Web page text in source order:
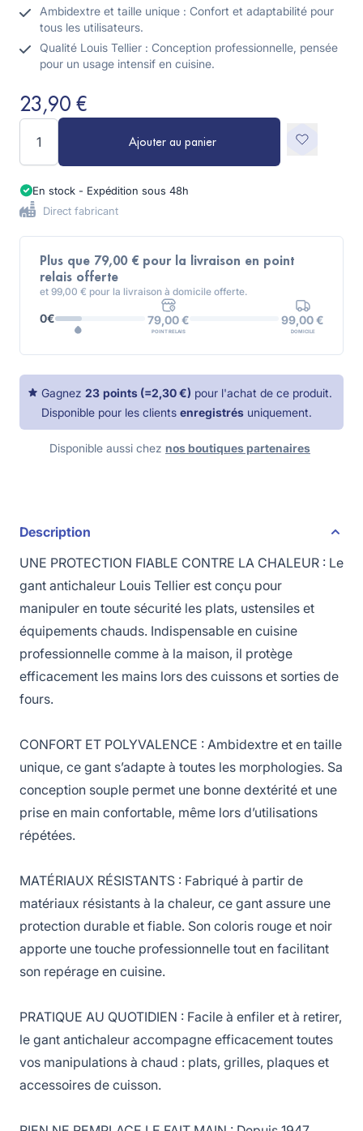
Ambidextre et taille unique : Confort et adaptabilité pour
tous les utilisateurs.
Qualité Louis Tellier : Conception professionnelle, pensée
pour un usage intensif en cuisine.
23,90 €
Ajouter au panier
En stock - Expédition sous 48h
Direct fabricant
Plus que 79,00 € pour la livraison en point
relais offerte
et 99,00 € pour la livraison à domicile offerte.
0€ 79,00 €
POINT RELAIS
99,00 €
DOMICILE
Gagnez 23 points (=2,30 €) pour l'achat de ce produit.
Disponible pour les clients enregistrés uniquement.
Disponible aussi chez nos boutiques partenaires
Description
UNE PROTECTION FIABLE CONTRE LA CHALEUR : Le
gant antichaleur Louis Tellier est conçu pour
manipuler en toute sécurité les plats, ustensiles et
équipements chauds. Indispensable en cuisine
professionnelle comme à la maison, il protège
efficacement les mains lors des cuissons et sorties de
fours.
CONFORT ET POLYVALENCE : Ambidextre et en taille
unique, ce gant s’adapte à toutes les morphologies. Sa
conception souple permet une bonne dextérité et une
prise en main confortable, même lors d’utilisations
répétées.
MATÉRIAUX RÉSISTANTS : Fabriqué à partir de
matériaux résistants à la chaleur, ce gant assure une
protection durable et fiable. Son coloris rouge et noir
apporte une touche professionnelle tout en facilitant
son repérage en cuisine.
PRATIQUE AU QUOTIDIEN : Facile à enfiler et à retirer,
le gant antichaleur accompagne efficacement toutes
vos manipulations à chaud : plats, grilles, plaques et
accessoires de cuisson.